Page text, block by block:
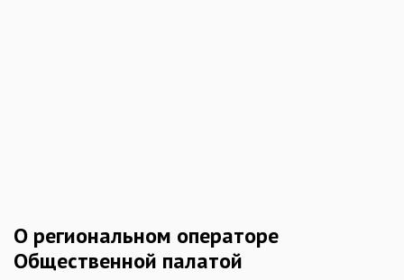
О региональном операторе
Общественной палатой